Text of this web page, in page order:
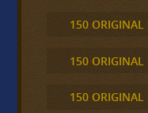
150
150 ORIGINAL
150 ORIGINAL